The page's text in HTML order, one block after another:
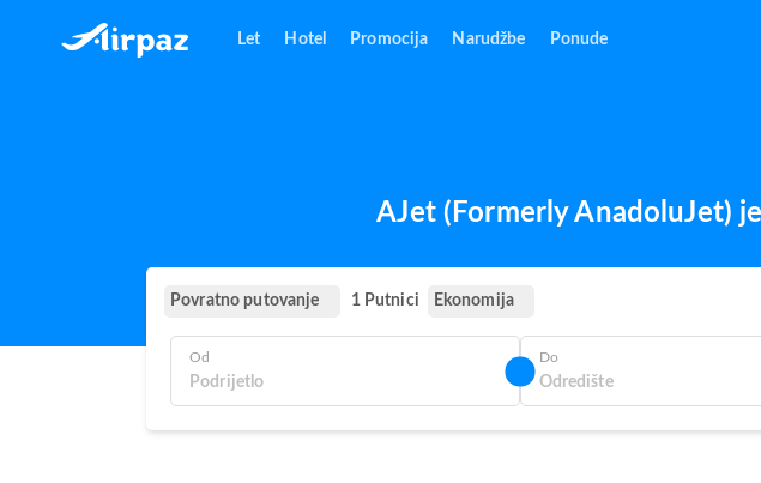
Let Hotel Promocija Narudžbe Ponude
AJet (Formerly AnadoluJet)
Povratno putovanje 1 Putnici Ekonomija
Od Do